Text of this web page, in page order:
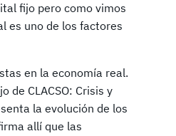
fijo pero como vimos
es uno de los factores
en la economía real.
de CLACSO: Crisis y
la evolución de los
allí que las